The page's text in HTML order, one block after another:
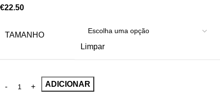
€22.50
TAMANHO
Limpar
ADICIONAR